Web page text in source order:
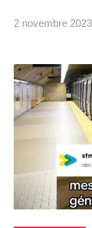
2 novembre 2023